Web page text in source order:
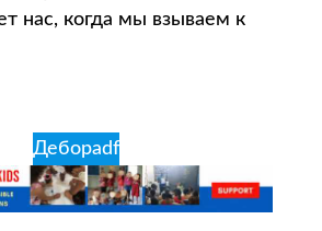
нас, когда мы взываем к
Дебораdf